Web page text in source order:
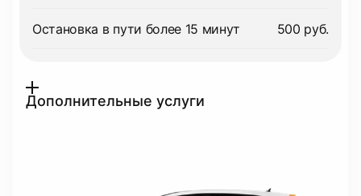
Остановка в пути более 15 минут 500 руб.
Дополнительные услуги